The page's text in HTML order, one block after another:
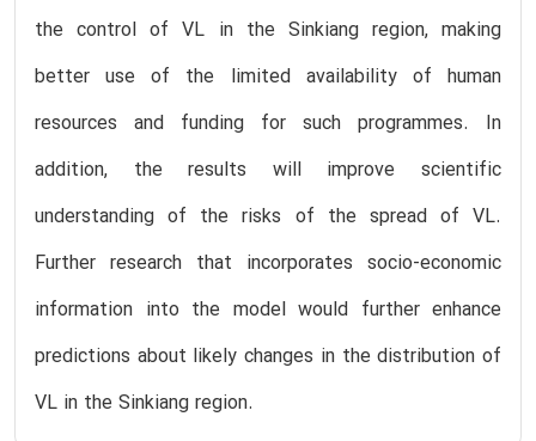
the control of VL in the Sinkiang region, making
better use of the limited availability of human
resources and funding for such programmes. In
addition, the results will improve scientific
understanding of the risks of the spread of VL.
Further research that incorporates socio-economic
information into the model would further enhance
predictions about likely changes in the distribution of
VL in the Sinkiang region.